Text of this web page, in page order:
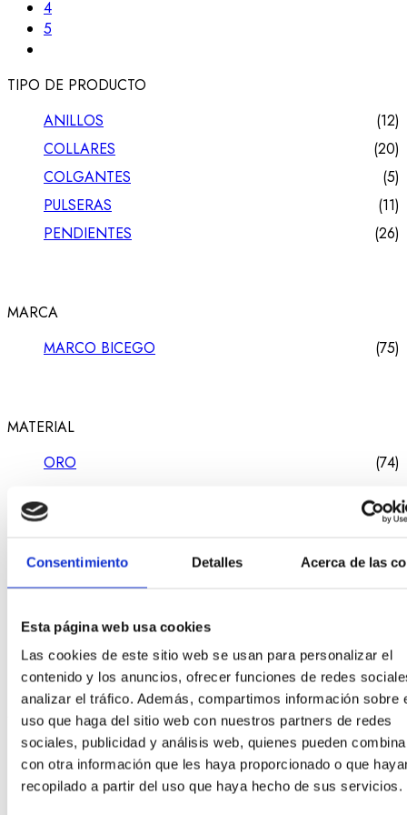
Consentimiento Detalles Acerca de las
Esta página web usa cookies
Las cookies de este sitio web se usan para personalizar el
contenido y los anuncios, ofrecer funciones de redes
analizar el tráfico. Además, compartimos información sobre
uso que haga del sitio web con nuestros partners de redes
sociales, publicidad y análisis web, quienes pueden
con otra información que les haya proporcionado o que
recopilado a partir del uso que haya hecho de sus servicios.
4
5
TIPO DE PRODUCTO
ANILLOS
(12)
COLLARES
(20)
COLGANTES
(5)
PULSERAS
(11)
PENDIENTES
(26)
MARCA
MARCO BICEGO
(75)
MATERIAL
ORO
(74)
GEMA DE COLOR
MATERIAL
GEMAS/DIAMANTES
(1)
ORO
(1)